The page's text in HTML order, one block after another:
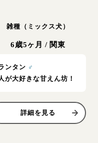
雑種（ミックス犬）
6歳5ヶ月 / 関東
ンタン ♂
が大好きな甘えん坊！
詳細を見る